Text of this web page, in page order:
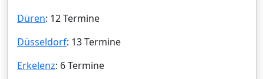
Düren: 12 Termine
Düsseldorf: 13 Termine
Erkelenz: 6 Termine